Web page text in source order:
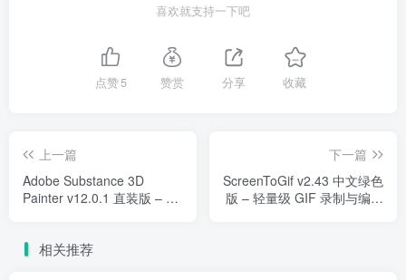
喜欢就支持一下吧
点赞5 赞赏 分享 收藏
上一篇
Adobe Substance 3D
Painter v12.0.1 直装版 – 专
下一篇
ScreenToGif v2.43 中文绿色
版 – 轻量级 GIF 录制与编辑
相关推荐